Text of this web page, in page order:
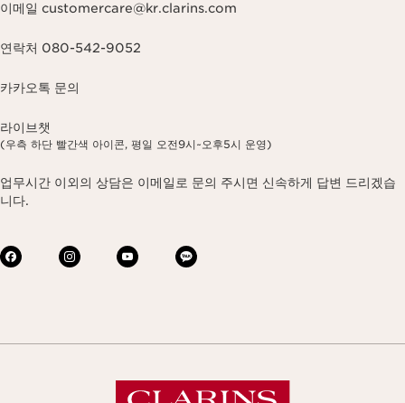
이메일 customercare@kr.clarins.com
연락처 080-542-9052
카카오톡 문의
라이브챗
(우측 하단 빨간색 아이콘, 평일 오전9시~오후5시 운영)
업무시간 이외의 상담은 이메일로 문의 주시면 신속하게 답변 드리겠습
니다.